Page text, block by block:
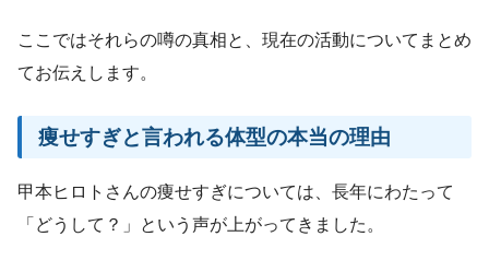
ここではそれらの噂の真相と、現在の活動についてまとめ
てお伝えします。
痩せすぎと言われる体型の本当の理由
甲本ヒロトさんの痩せすぎについては、長年にわたって
「どうして？」という声が上がってきました。